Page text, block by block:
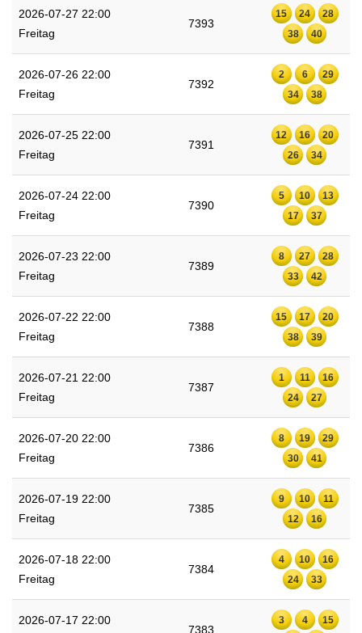
2026-07-27 22:00
Freitag
7393
15 24
28
38
40
2026-07-26 22:00
Freitag
7392
2 6
29
34
38
2026-07-25 22:00
Freitag
7391
12 16
20
26
34
2026-07-24 22:00
Freitag
7390
5 10
13
17
37
2026-07-23 22:00
Freitag
7389
8 27
28
33
42
2026-07-22 22:00
Freitag
7388
15 17
20
38
39
2026-07-21 22:00
Freitag
7387
1 11
16
24
27
2026-07-20 22:00
Freitag
7386
8 19
29
30
41
2026-07-19 22:00
Freitag
7385
9 10
11
12
16
2026-07-18 22:00
Freitag
7384
4 10
16
24
33
2026-07-17 22:00
7383
3 4 15